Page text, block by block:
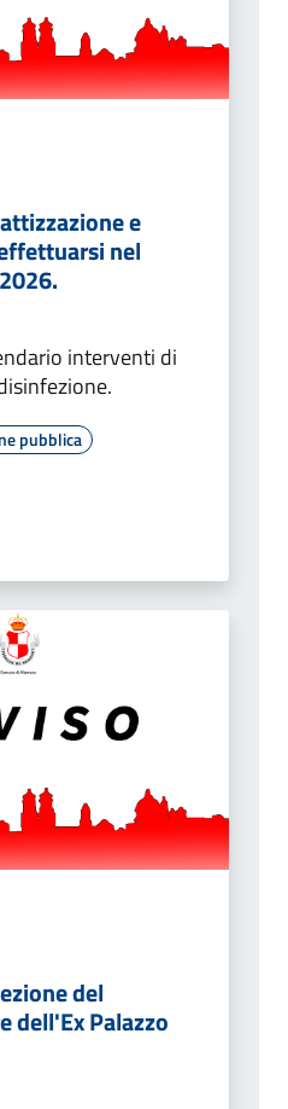
e
nel
interventi di
pubblica
del
dell'Ex Palazzo